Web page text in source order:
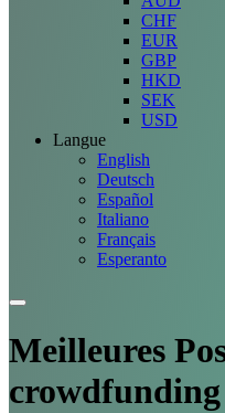
CHF
EUR
GBP
HKD
SEK
USD
Langue
English
Deutsch
Español
Italiano
Français
Esperanto
Meilleures